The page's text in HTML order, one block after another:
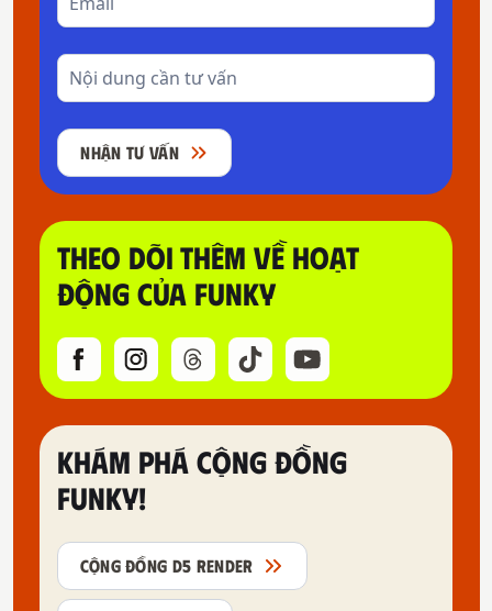
NHẬN TƯ VẤN
THEO DÕI THÊM VỀ HOẠT
ĐỘNG CỦA FUNKY
KHÁM PHÁ CỘNG ĐỒNG
FUNKY!
CỘNG ĐỒNG D5 RENDER